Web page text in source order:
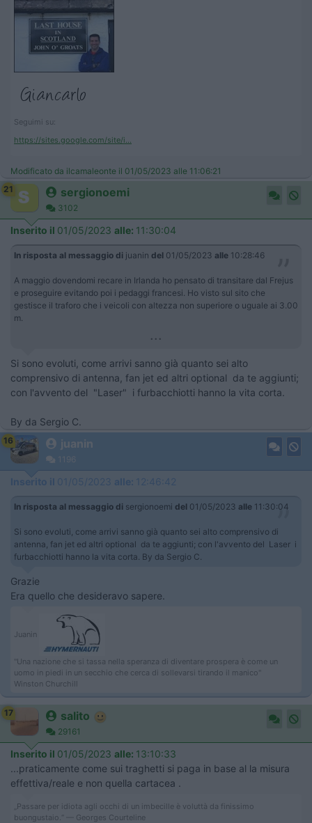
Seguimi su:
https://sites.google.com/site/i...
Modificato da ilcamaleonte il 01/05/2023 alle 11:06:21
21
sergionoemi
3102
Inserito il 01/05/2023 alle: 11:30:04
In risposta al messaggio di juanin del 01/05/2023 alle 10:28:46
A maggio dovendomi recare in Irlanda ho pensato di transitare dal Frejus
e proseguire evitando poi i pedaggi francesi. Ho visto sul sito che
gestisce il traforo che i veicoli con altezza non superiore o uguale ai 3.00
m.
...
Si sono evoluti, come arrivi sanno già quanto sei alto
comprensivo di antenna, fan jet ed altri optional da te aggiunti;
con l'avvento del "Laser" i furbacchiotti hanno la vita corta.
By da Sergio C.
16 juanin
1196
Inserito il 01/05/2023 alle: 12:46:42
In risposta al messaggio di sergionoemi del 01/05/2023 alle 11:30:04
Si sono evoluti, come arrivi sanno già quanto sei alto comprensivo di
antenna, fan jet ed altri optional da te aggiunti; con l'avvento del Laser i
furbacchiotti hanno la vita corta. By da Sergio C.
Grazie
Era quello che desideravo sapere.
Juanin
"Una nazione che si tassa nella speranza di diventare prospera è come un
uomo in piedi in un secchio che cerca di sollevarsi tirando il manico"
Winston Churchill
17 salito
29161
Inserito il 01/05/2023 alle: 13:10:33
...praticamente come sui traghetti si paga in base al la misura
effettiva/reale e non quella cartacea .
„Passare per idiota agli occhi di un imbecille è voluttà da finissimo
buongustaio.“ — Georges Courteline